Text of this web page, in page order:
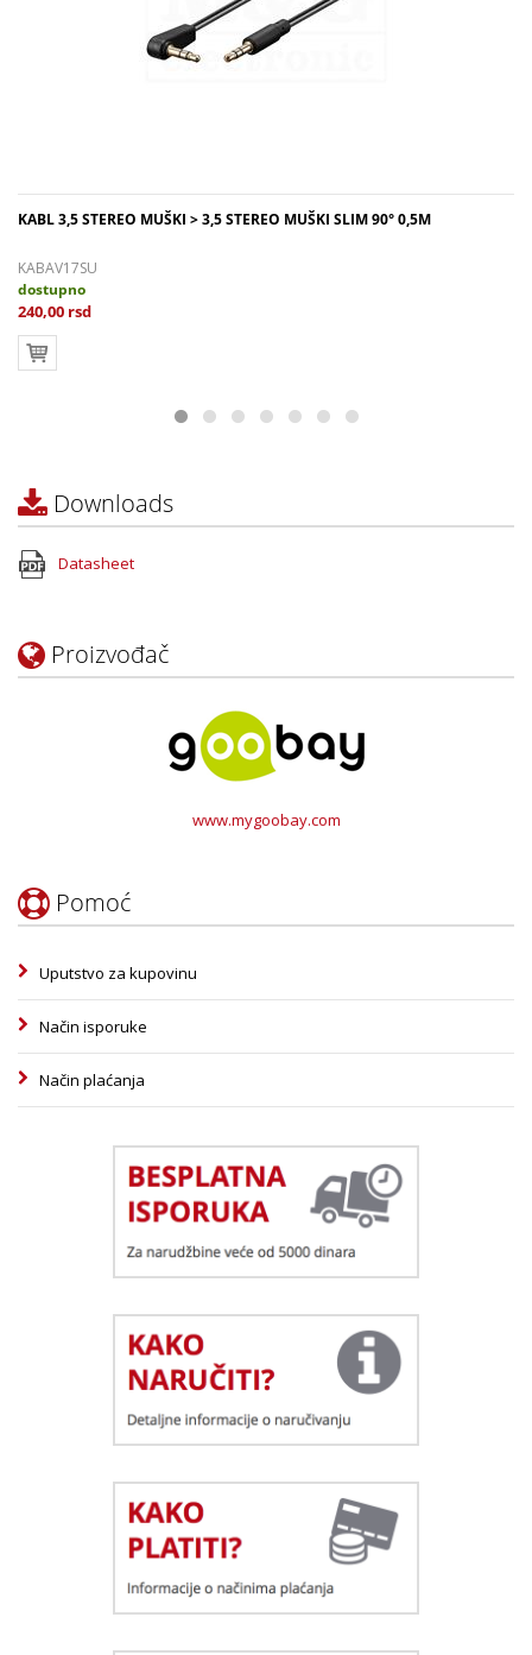
KABL 3,5 STEREO MUŠKI > 3,5 STEREO MUŠKI SLIM 90° 0,5M
KABAV17SU
dostupno
240,00 rsd
Downloads
Datasheet
Proizvođač
www.mygoobay.com
Pomoć
Uputstvo za kupovinu
Način isporuke
Način plaćanja